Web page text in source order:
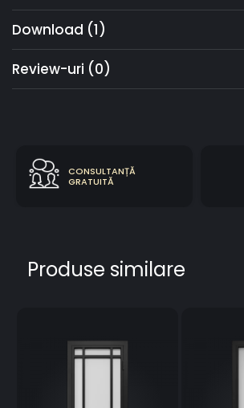
Download (1)
Review-uri (0)
CONSULTANȚĂ
GRATUITĂ
Produse similare